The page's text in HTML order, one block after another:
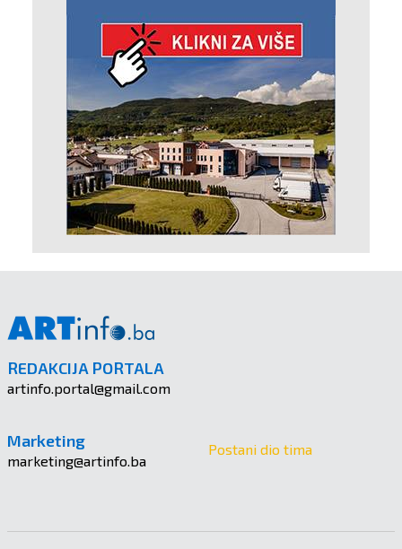
REDAKCIJA PORTALA
artinfo.portal@gmail.com
Marketing
marketing@artinfo.ba
Postani dio tima